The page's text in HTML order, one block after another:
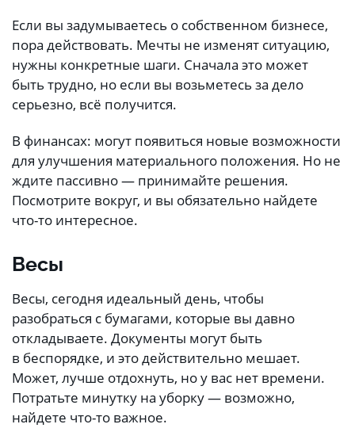
Если вы задумываетесь о собственном бизнесе,
пора действовать. Мечты не изменят ситуацию,
нужны конкретные шаги. Сначала это может
быть трудно, но если вы возьметесь за дело
серьезно, всё получится.
В финансах: могут появиться новые возможности
для улучшения материального положения. Но не
ждите пассивно — принимайте решения.
Посмотрите вокруг, и вы обязательно найдете
что-то интересное.
Весы
Весы, сегодня идеальный день, чтобы
разобраться с бумагами, которые вы давно
откладываете. Документы могут быть
в беспорядке, и это действительно мешает.
Может, лучше отдохнуть, но у вас нет времени.
Потратьте минутку на уборку — возможно,
найдете что-то важное.